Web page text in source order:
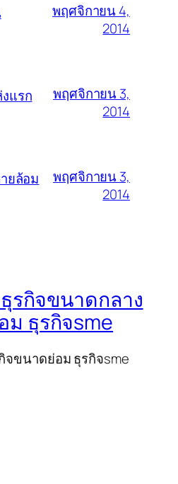
พฤศจิกายน 4,
2014
แรก
พฤศจิกายน 3,
2014
ยล้อม
พฤศจิกายน 3,
2014
รกิจขนาดกลาง
ม ธุรกิจsme
จขนาดย่อม ธุรกิจsme